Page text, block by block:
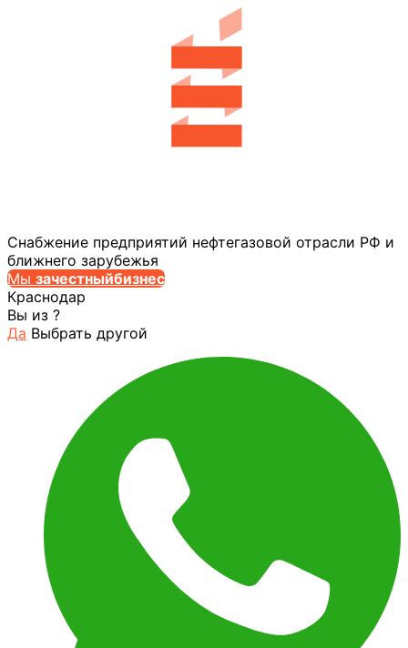
Снабжение предприятий нефтегазовой отрасли РФ и
ближнего зарубежья
Мы зачестныйбизнес
Краснодар
Вы из ?
Да Выбрать другой